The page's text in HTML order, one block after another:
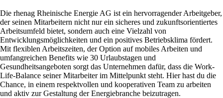
Die rhenag Rheinische Energie AG ist ein hervorragender Arbeitgeber,
der seinen Mitarbeitern nicht nur ein sicheres und zukunftsorientiertes
Arbeitsumfeld bietet, sondern auch eine Vielzahl von
Entwicklungsmöglichkeiten und ein positives Betriebsklima fördert.
Mit flexiblen Arbeitszeiten, der Option auf mobiles Arbeiten und
umfangreichen Benefits wie 30 Urlaubstagen und
Gesundheitsangeboten sorgt das Unternehmen dafür, dass die Work-
Life-Balance seiner Mitarbeiter im Mittelpunkt steht. Hier hast du die
Chance, in einem respektvollen und kooperativen Team zu arbeiten
und aktiv zur Gestaltung der Energiebranche beizutragen.